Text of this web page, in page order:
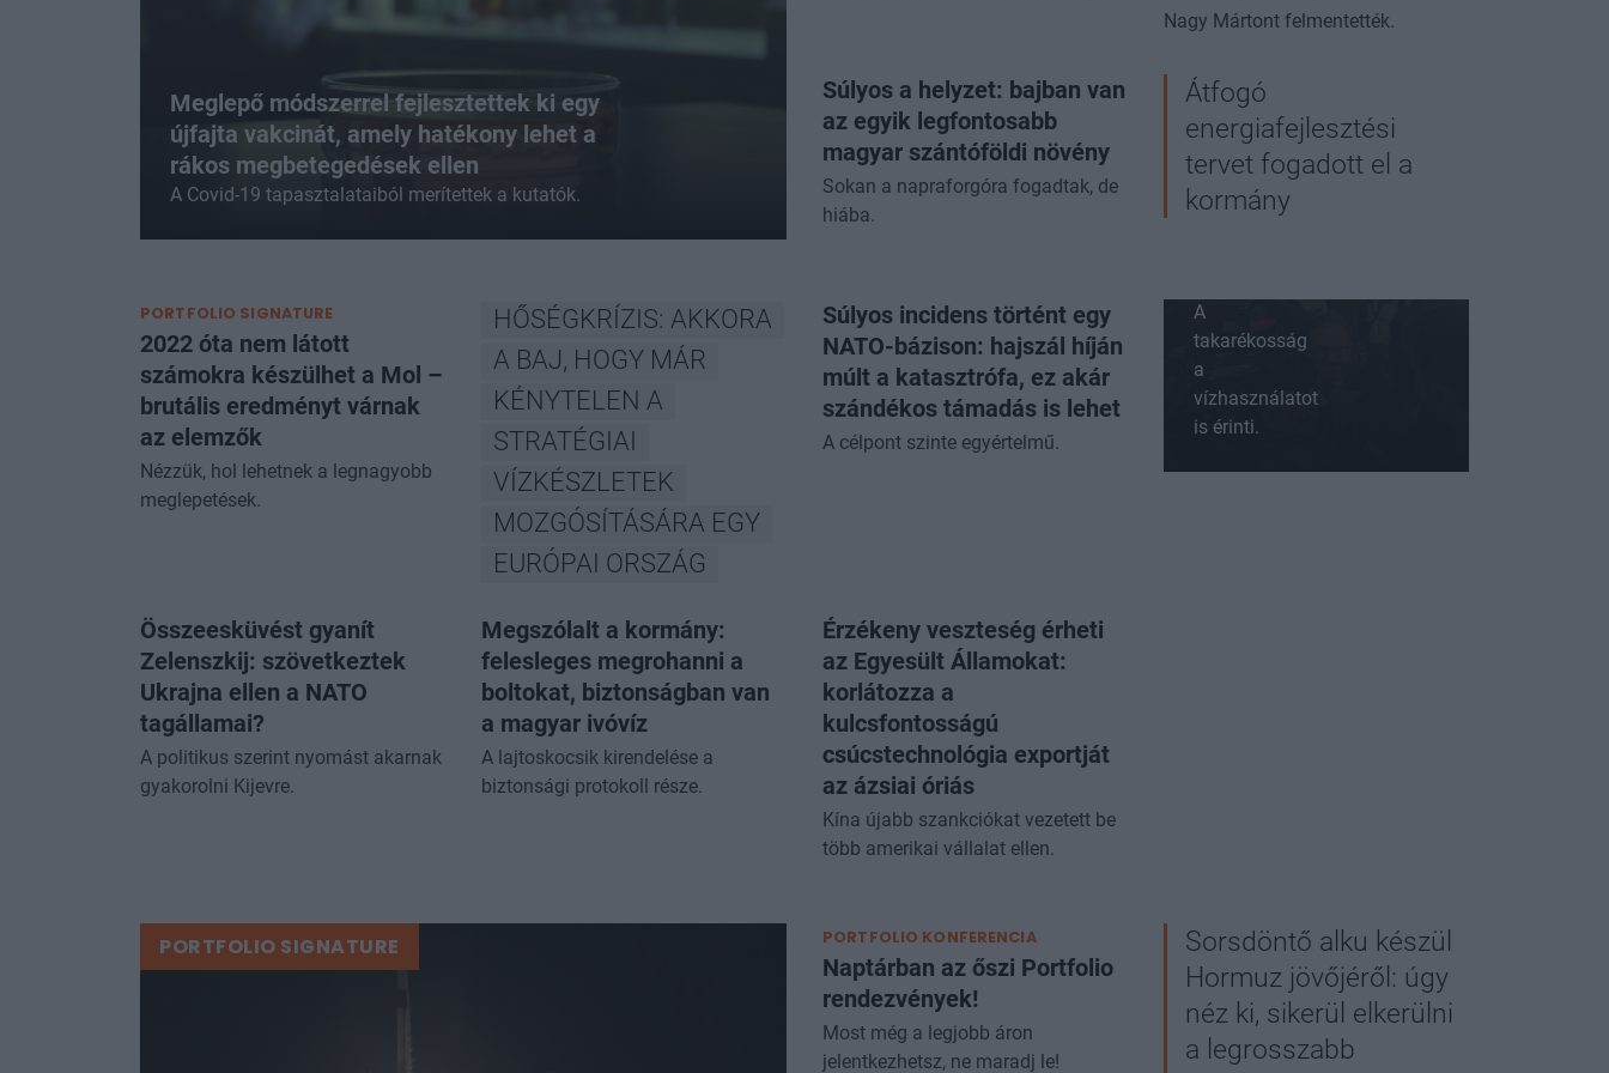
Meglepő módszerrel fejlesztettek ki egy
újfajta vakcinát, amely hatékony lehet a
rákos megbetegedések ellen
A Covid-19 tapasztalataiból merítettek a kutatók.
Nagy Mártont felmentették.
Súlyos a helyzet: bajban van
az egyik legfontosabb
magyar szántóföldi növény
Sokan a napraforgóra fogadtak, de
hiába.
Átfogó
energiafejlesztési
tervet fogadott el a
kormány
PORTFOLIO SIGNATURE
2022 óta nem látott
számokra készülhet a Mol –
brutális eredményt várnak
az elemzők
Nézzük, hol lehetnek a legnagyobb
meglepetések.
HŐSÉGKRÍZIS: AKKORA
A BAJ, HOGY MÁR
KÉNYTELEN A
STRATÉGIAI
VÍZKÉSZLETEK
MOZGÓSÍTÁSÁRA EGY
EURÓPAI ORSZÁG
Súlyos incidens történt egy
NATO-bázison: hajszál híján
múlt a katasztrófa, ez akár
szándékos támadás is lehet
A célpont szinte egyértelmű.
Összeesküvést gyanít
Zelenszkij: szövetkeztek
Ukrajna ellen a NATO
tagállamai?
A politikus szerint nyomást akarnak
gyakorolni Kijevre.
Megszólalt a kormány:
felesleges megrohanni a
boltokat, biztonságban van
a magyar ivóvíz
A lajtoskocsik kirendelése a
biztonsági protokoll része.
Érzékeny veszteség érheti
az Egyesült Államokat:
korlátozza a
kulcsfontosságú
csúcstechnológia exportját
az ázsiai óriás
Kína újabb szankciókat vezetett be
több amerikai vállalat ellen.
takarékosságról
magyar
állami
szervnél,
de a
szolgáltatások
A
takarékosság
a
vízhasználatot
is érinti.
PORTFOLIO SIGNATURE PORTFOLIO KONFERENCIA
Naptárban az őszi Portfolio
rendezvények!
Most még a legjobb áron
jelentkezhetsz, ne maradj le!
Sorsdöntő alku készül
Hormuz jövőjéről: úgy
néz ki, sikerül elkerülni
a legrosszabb